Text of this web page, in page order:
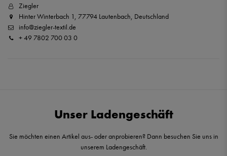
Ziegler
Hinter Winterbach 1, 77794 Lautenbach, Deutschland
info@ziegler-textil.de
+ 49 7802 700 03 0
Unser Ladengeschäft
Sie möchten einen Artikel aus- oder anprobieren? Dann besuchen Sie uns in
unserem Ladengeschäft.